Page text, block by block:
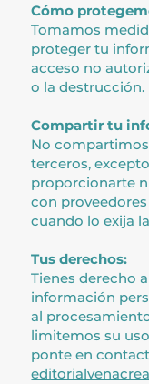
Cómo
Tomamos
proteger tu
acceso no
o la destrucción.
Compartir tu
No
terceros,
proporcionarte
con
cuando lo exija
Tus derechos:
Tienes derecho
información
al
limitemos su
ponte en